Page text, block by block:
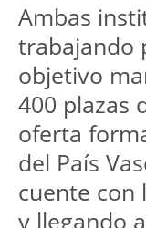
Ambas
trabajando
objetivo
400 plazas
oferta
del País
cuente con
y llegando